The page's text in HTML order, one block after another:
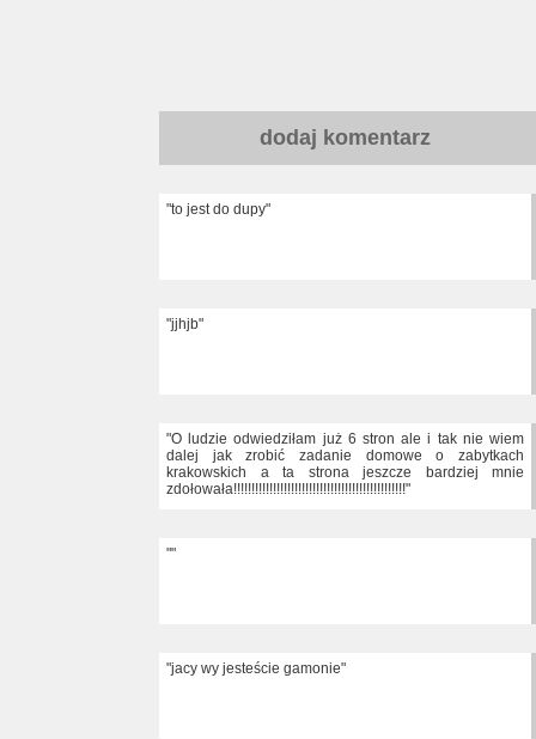
dodaj komentarz
"to jest do dupy"
"jjhjb"
"O ludzie odwiedziłam już 6 stron ale i tak nie wiem
dalej jak zrobić zadanie domowe o zabytkach
krakowskich a ta strona jeszcze bardziej mnie
zdołowała!!!!!!!!!!!!!!!!!!!!!!!!!!!!!!!!!!!!!!!!!!!!!!!!"
""
"jacy wy jesteście gamonie"